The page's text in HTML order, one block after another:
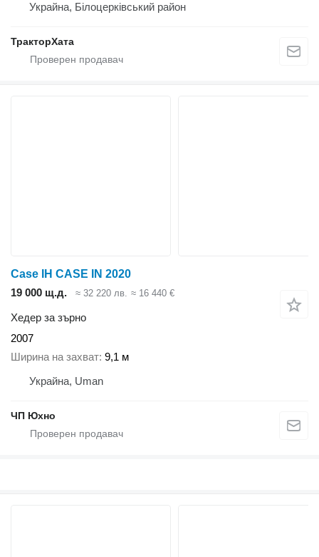
Украйна, Білоцерківський район
ТракторХата
Case IH CASE IN 2020
19 000 щ.д.
≈ 32 220 лв. ≈ 16 440 €
Хедер за зърно
2007
Ширина на захват 9,1 м
Украйна, Uman
ЧП Юхно